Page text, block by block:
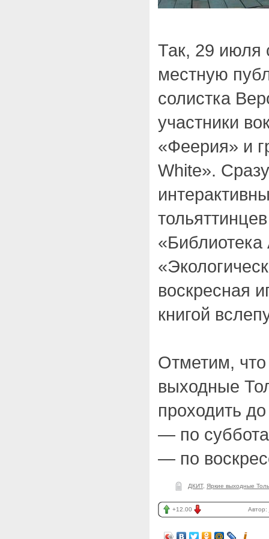
Так, 29 июля
местную
солистка
участники
«Феерия» и
White».
«Библиотека
воскресная
книгой
Отметим,
выходные
проходить
— по
— по
ДКИТ, Яркие выходные
+12.00 Автор: